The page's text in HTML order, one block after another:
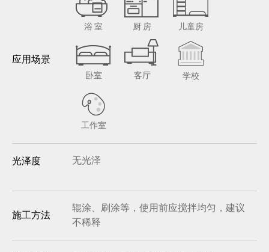
应用场景
浴 室 厨 房 儿童房
卧室 客厅 学校
工作室
光泽度 无光泽
施工方法
辊涂、刷涂等，使用前应搅拌均匀，建议
不稀释